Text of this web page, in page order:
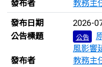
發布者
教務主
發布日期
2026-
公告標題 公告
風影響
發布者
教務主